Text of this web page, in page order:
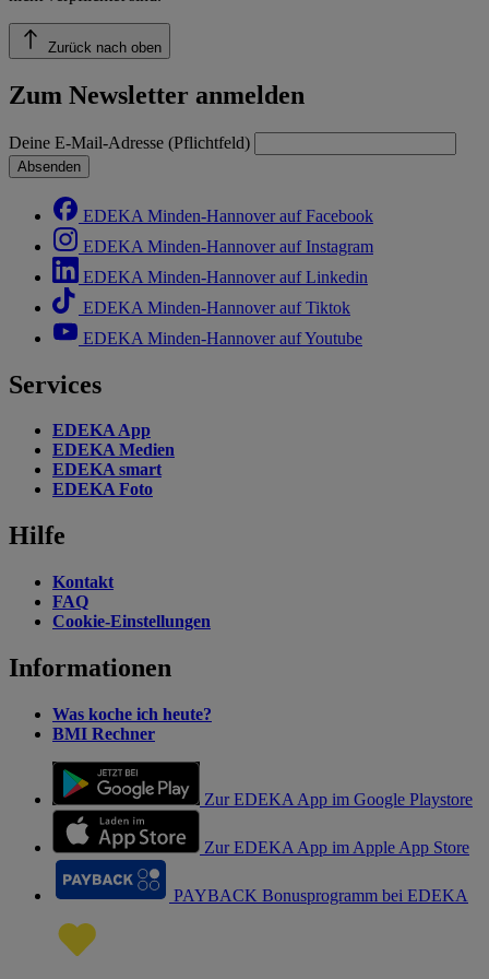
Zurück nach oben
Zum Newsletter anmelden
Deine E-Mail-Adresse (Pflichtfeld)
Absenden
EDEKA Minden-Hannover auf Facebook
EDEKA Minden-Hannover auf Instagram
EDEKA Minden-Hannover auf Linkedin
EDEKA Minden-Hannover auf Tiktok
EDEKA Minden-Hannover auf Youtube
Services
EDEKA App
EDEKA Medien
EDEKA smart
EDEKA Foto
Hilfe
Kontakt
FAQ
Cookie-Einstellungen
Informationen
Was koche ich heute?
BMI Rechner
Zur EDEKA App im Google Playstore
Zur EDEKA App im Apple App Store
PAYBACK Bonusprogramm bei EDEKA